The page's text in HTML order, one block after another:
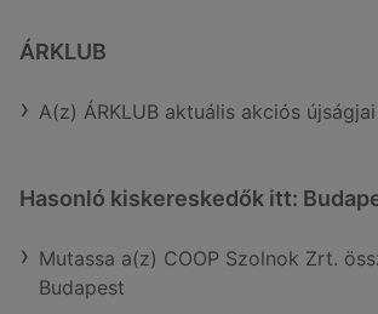
ÁRKLUB
A(z) ÁRKLUB aktuális akciós újságjai
Hasonló kiskereskedők itt:
Mutassa a(z) COOP Szolnok Zrt.
Budapest